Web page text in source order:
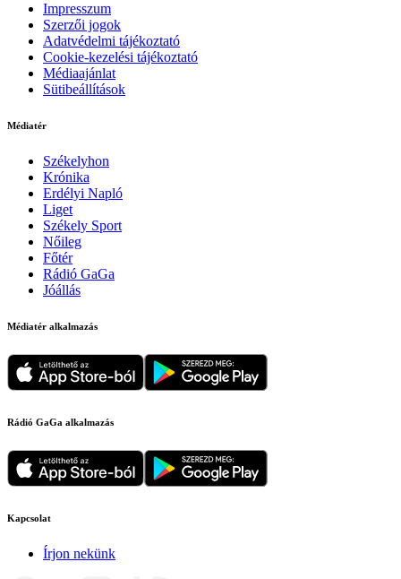
Impresszum
Szerzői jogok
Adatvédelmi tájékoztató
Cookie-kezelési tájékoztató
Médiaajánlat
Sütibeállítások
Médiatér
Székelyhon
Krónika
Erdélyi Napló
Liget
Székely Sport
Nőileg
Főtér
Rádió GaGa
Jóállás
Médiatér alkalmazás
Rádió GaGa alkalmazás
Kapcsolat
Írjon nekünk